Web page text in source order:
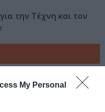
My Personal
για την Τέχνη και τον